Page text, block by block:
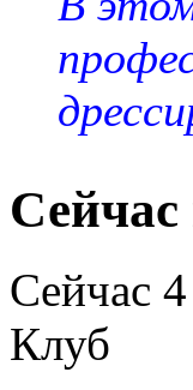
Сейчас
Сейчас
Клуб